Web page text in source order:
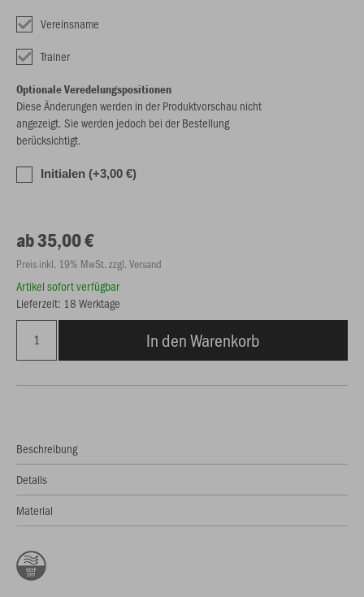
Vereinsname
Trainer
Optionale Veredelungspositionen
Diese Änderungen werden in der Produktvorschau nicht
angezeigt. Sie werden jedoch bei der Bestellung
berücksichtigt.
Initialen (+3,00 €)
ab 35,00 €
Preis inkl. 19% MwSt. zzgl. Versand
Artikel sofort verfügbar
Lieferzeit: 18 Werktage
In den Warenkorb
Beschreibung
Details
Material